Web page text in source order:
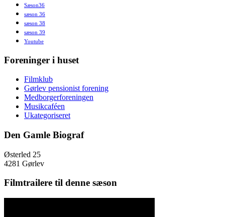
Sæson36
sæson 36
sæson 38
sæson 39
Youtube
Foreninger i huset
Filmklub
Gørlev pensionist forening
Medborgerforeningen
Musikcaféen
Ukategoriseret
Den Gamle Biograf
Østerled 25
4281 Gørlev
Filmtrailere til denne sæson